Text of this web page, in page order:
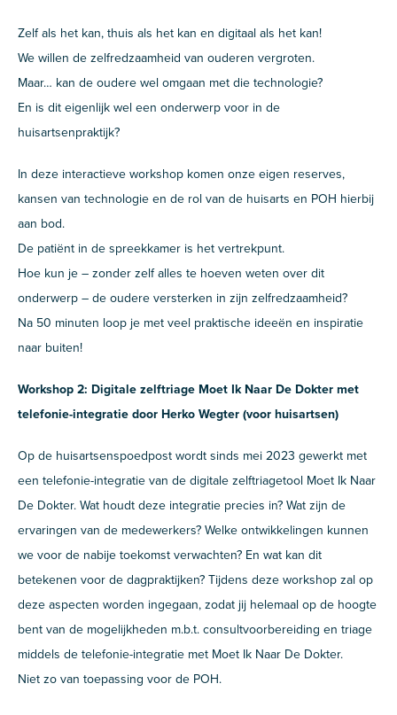
Zelf als het kan, thuis als het kan en digitaal als het kan!
We willen de zelfredzaamheid van ouderen vergroten.
Maar… kan de oudere wel omgaan met die technologie?
En is dit eigenlijk wel een onderwerp voor in de
huisartsenpraktijk?
In deze interactieve workshop komen onze eigen reserves,
kansen van technologie en de rol van de huisarts en POH hierbij
aan bod.
De patiënt in de spreekkamer is het vertrekpunt.
Hoe kun je – zonder zelf alles te hoeven weten over dit
onderwerp – de oudere versterken in zijn zelfredzaamheid?
Na 50 minuten loop je met veel praktische ideeën en inspiratie
naar buiten!
Workshop 2: Digitale zelftriage Moet Ik Naar De Dokter met
telefonie-integratie door Herko Wegter (voor huisartsen)
Op de huisartsenspoedpost wordt sinds mei 2023 gewerkt met
een telefonie-integratie van de digitale zelftriagetool Moet Ik Naar
De Dokter. Wat houdt deze integratie precies in? Wat zijn de
ervaringen van de medewerkers? Welke ontwikkelingen kunnen
we voor de nabije toekomst verwachten? En wat kan dit
betekenen voor de dagpraktijken? Tijdens deze workshop zal op
deze aspecten worden ingegaan, zodat jij helemaal op de hoogte
bent van de mogelijkheden m.b.t. consultvoorbereiding en triage
middels de telefonie-integratie met Moet Ik Naar De Dokter.
Niet zo van toepassing voor de POH.